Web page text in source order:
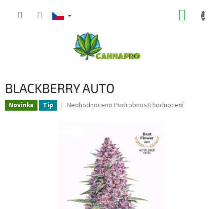
BLACKBERRY AUTO
Novinka Tip
Průměrné
hvězdiček.
Neohodnoceno Podrobnosti hodnocení